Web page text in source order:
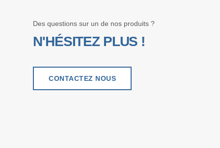
Des questions sur un de nos produits ?
N'HÉSITEZ PLUS !
CONTACTEZ NOUS